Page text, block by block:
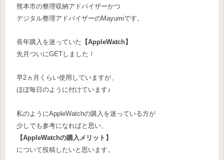
熊本市の整理収納アドバイザーかつ
デジタル整理アドバイザーのMayumiです。
長年購入を迷っていた 【AppleWatch】
先月ついにGETしました！
早2ヵ月くらい使用していますが、
ほぼ毎日のように付けています♪
私のようにAppleWatchの購入を迷っている方が
少しでも参考になればと思い、
【AppleWatchの購入メリット】
について投稿したいと思います。